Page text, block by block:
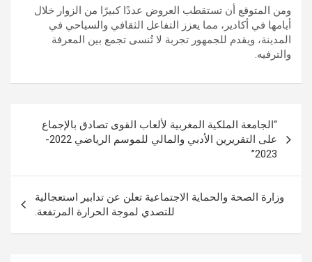
ومن المتوقع أن تستقطب العروض عددًا كبيرًا من الزوار خلال
أيامها في أكادير، مما يعزز التفاعل الثقافي والسياحي في
المدينة، ويقدم للجمهور تجربة لا تُنسى تجمع بين المعرفة
والترفيه.
المقالات
“الجامعة الملكية المغربية لألعاب القوى تصادق بالإجماع
على التقريرين الأدبي والمالي للموسم الرياضي 2022-
2023”
وزارة الصحة والحماية الاجتماعية تعلن عن تدابير استعجالية
للتصدي لموجة الحرارة المرتفعة.